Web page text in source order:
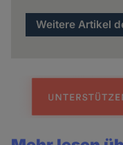
Weitere Artikel